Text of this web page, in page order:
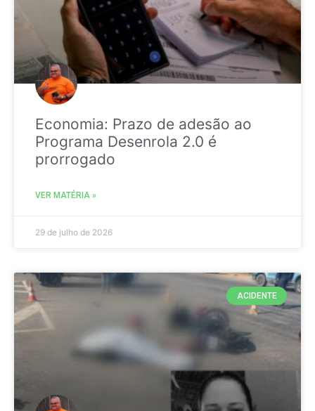
Economia: Prazo de adesão ao
Programa Desenrola 2.0 é
prorrogado
VER MATÉRIA »
29 de julho de 2026
ACIDENTE